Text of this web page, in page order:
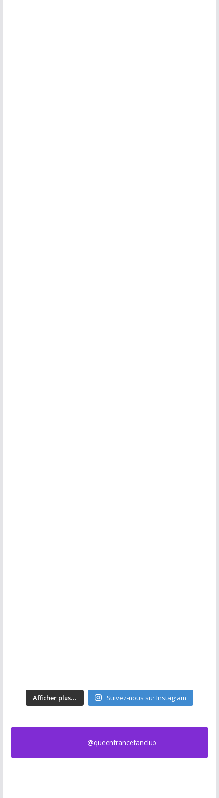
Afficher plus... Suivez-nous sur Instagram
@queenfrancefanclub